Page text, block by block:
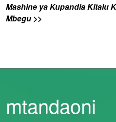
Mashine ya Kupandia Kitalu
Mbegu >>
mtandaoni